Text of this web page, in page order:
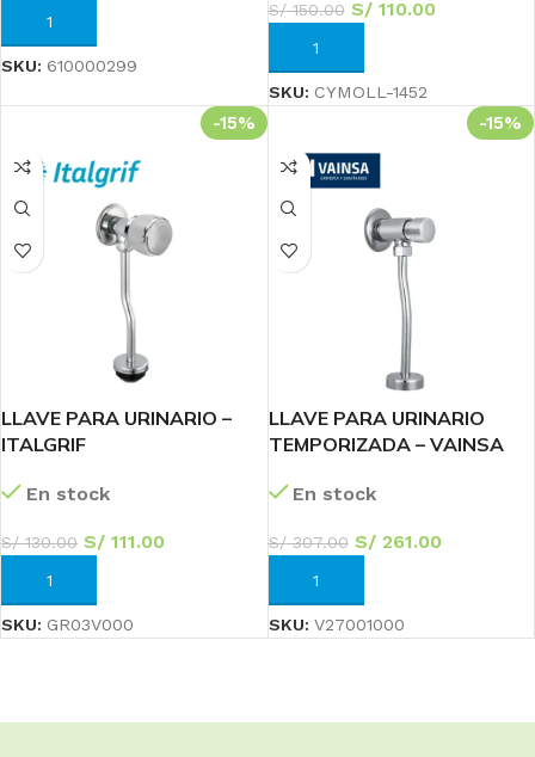
AÑADIR AL CARRITO
SKU: 610000299
S/150.00 S/110.00
AÑADIR AL CARRITO
SKU: CYMOLL-1452
-15%
LLAVE PARA URINARIO –
ITALGRIF
En stock
S/130.00 S/ 111.00
AÑADIR AL CARRITO
SKU: GR03V000
-15%
LLAVE PARA URINARIO
TEMPORIZADA – VAINSA
En stock
S/307.00 S/261.00
AÑADIR AL CARRITO
SKU: V27001000